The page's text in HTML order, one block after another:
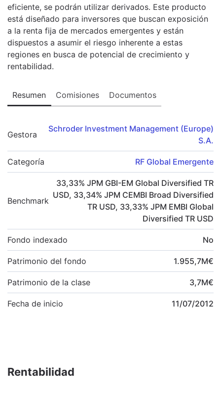
eficiente, se podrán utilizar derivados. Este producto
está diseñado para inversores que buscan exposición
a la renta fija de mercados emergentes y están
dispuestos a asumir el riesgo inherente a estas
regiones en busca de potencial de crecimiento y
rentabilidad.
Resumen Comisiones Documentos
Gestora
Schroder Investment Management (Europe)
S.A.
Categoría RF Global Emergente
Benchmark
33,33% JPM GBI-EM Global Diversified TR
USD, 33,34% JPM CEMBI Broad Diversified
TR USD, 33,33% JPM EMBI Global
Diversified TR USD
Fondo indexado No
Patrimonio del fondo 1.955,7M€
Patrimonio de la clase 3,7M€
Fecha de inicio 11/07/2012
Rentabilidad